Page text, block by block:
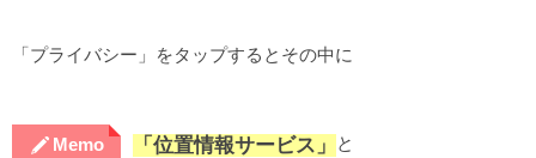
「プライバシー」をタップするとその中に
Memo 「位置情報サービス」 と